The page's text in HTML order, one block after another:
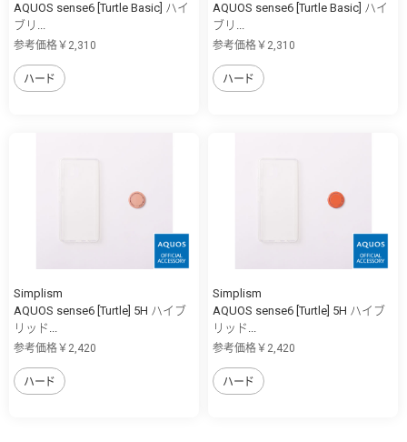
AQUOS sense6 [Turtle Basic] ハイ
ブリ...
参考価格￥2,310
ハード
AQUOS sense6 [Turtle Basic] ハイ
ブリ...
参考価格￥2,310
ハード
Simplism
AQUOS sense6 [Turtle] 5H ハイブ
リッド...
参考価格￥2,420
ハード
Simplism
AQUOS sense6 [Turtle] 5H ハイブ
リッド...
参考価格￥2,420
ハード